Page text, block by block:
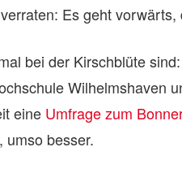
Es geht
bei der Kirschblüte
Wilhelmshaven
eine Umfrage zum
umso besser.